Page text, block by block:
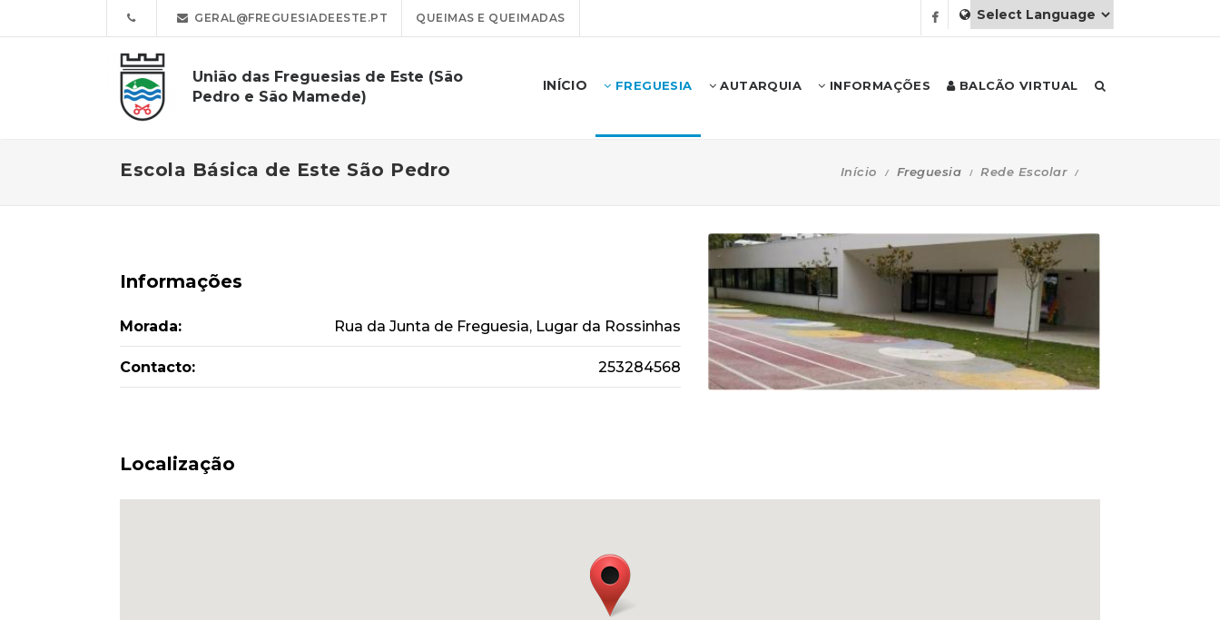
GERAL@FREGUESIADEESTE.PT QUEIMAS E QUEIMADAS
União das Freguesias de Este (São
Pedro e São Mamede)
INÍCIO FREGUESIA AUTARQUIA INFORMAÇÕES BALCÃO VIRTUAL
Escola Básica de Este São Pedro Início Freguesia Rede Escolar
Informações
Morada: Rua da Junta de Freguesia, Lugar da Rossinhas
Contacto: 253284568
Localização